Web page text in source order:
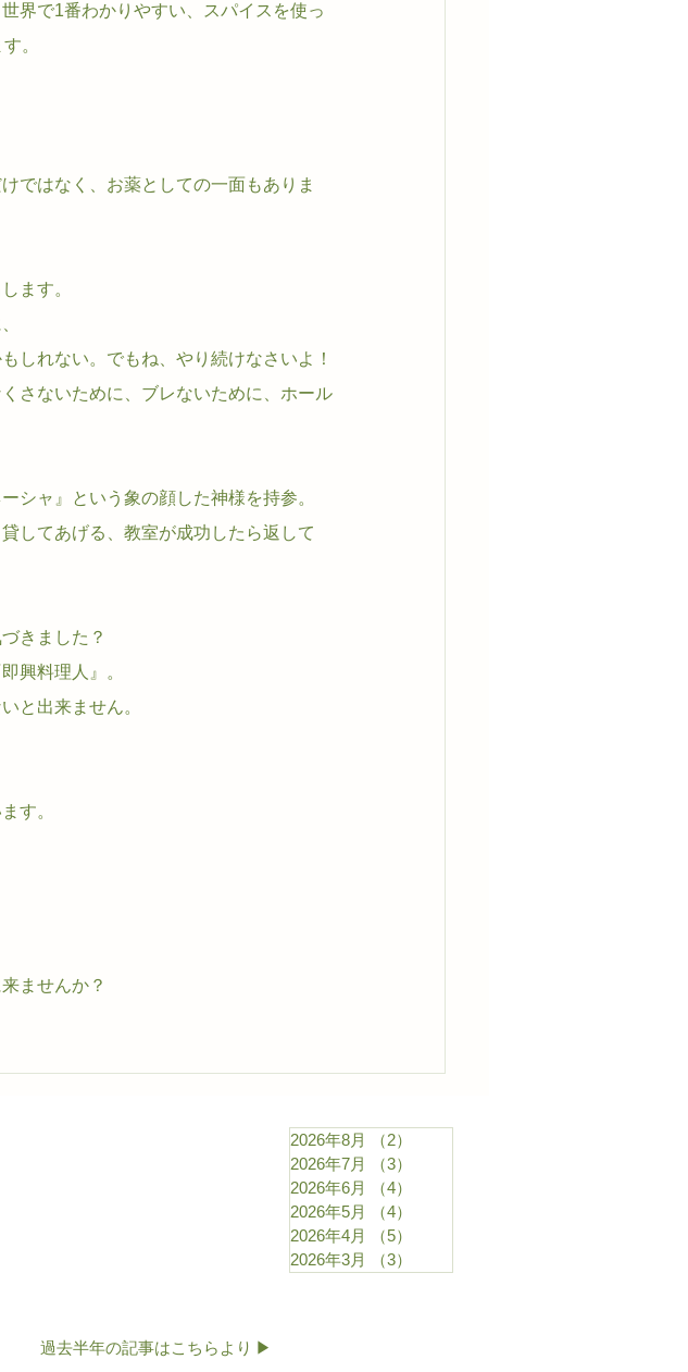
界で1番わかりやすい、スパイスを使っ
。
ではなく、お薬としての一面もありま
ます。
しれない。でもね、やり続けなさいよ！
さないために、ブレないために、ホール
シャ』という象の顔した神様を持参。
してあげる、教室が成功したら返して
きました？
興料理人』。
と出来ません。
す。
ませんか？
過去半年の記事はこちらより ▶︎
2026年8月 （2）
2026年7月
（3）
2026年6月
（4）
2026年5月
（4）
2026年4月
（5）
2026年3月
（3）